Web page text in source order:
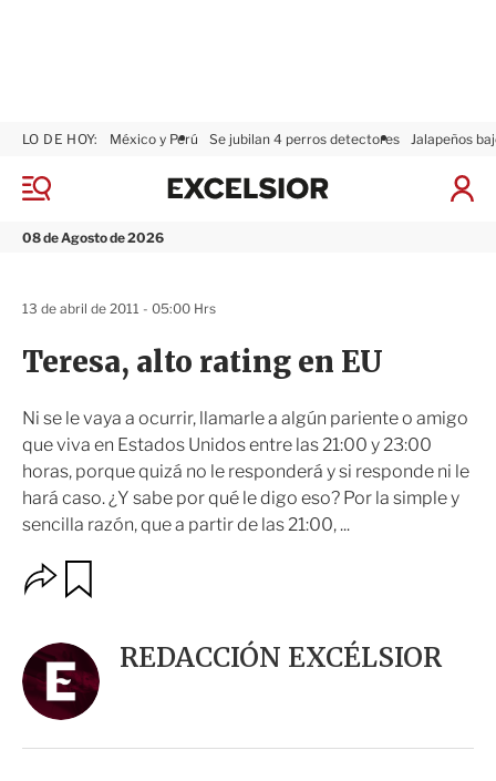
M
n
08 de Agosto de 2026
LO DE HOY: México y Perú Se jubilan 4 perros detectores Jalapeños
I
ó
x
Teresa, alto rating en EU
Ni se le vaya a ocurrir, llamarle a algún pariente o amigo
que viva en Estados Unidos entre las 21:00 y 23:00
horas, porque quizá no le responderá y si responde ni le
hará caso. ¿Y sabe por qué le digo eso? Por la simple y
sencilla razón, que a partir de las 21:00, ...
13 de abril de 2011 - 05:00 Hrs
O
p
n
e
s
a
r
REDACCIÓN EXCÉLSIOR